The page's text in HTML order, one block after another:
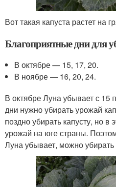
Вот такая капуста растет на
Благоприятные дни для
В октябре — 15, 17, 20.
В ноябре — 16, 20, 24.
В октябре Луна убывает с 15
дни нужно убирать урожай
поздно убирать капусту, но в
урожай на юге страны.
Луна убывает, можно убирать